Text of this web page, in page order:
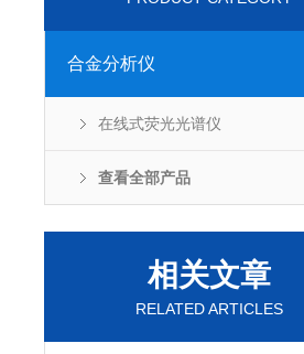
合金分析仪
在线式荧光光谱仪
查看全部产品
相关文章
RELATED ARTICLES